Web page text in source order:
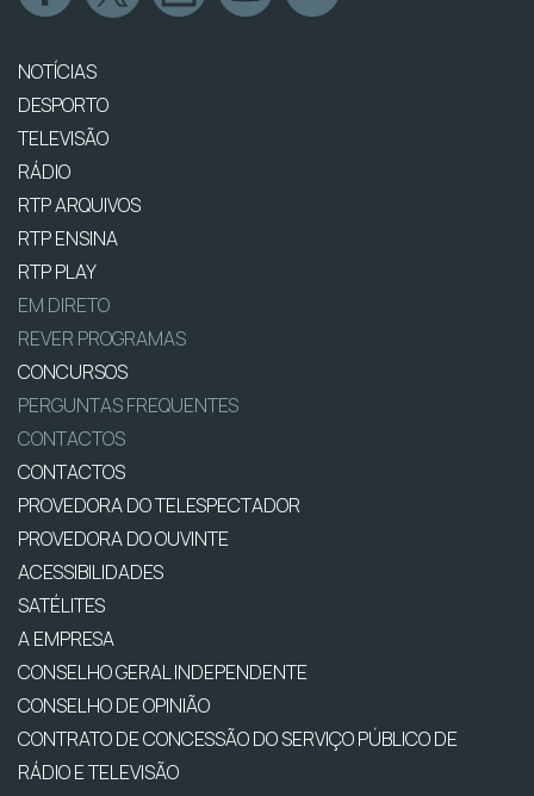
NOTÍCIAS
DESPORTO
TELEVISÃO
RÁDIO
RTP ARQUIVOS
RTP ENSINA
RTP PLAY
EM DIRETO
REVER PROGRAMAS
CONCURSOS
PERGUNTAS FREQUENTES
CONTACTOS
CONTACTOS
PROVEDORA DO TELESPECTADOR
PROVEDORA DO OUVINTE
ACESSIBILIDADES
SATÉLITES
A EMPRESA
CONSELHO GERAL INDEPENDENTE
CONSELHO DE OPINIÃO
CONTRATO DE CONCESSÃO DO SERVIÇO PÚBLICO DE
RÁDIO E TELEVISÃO